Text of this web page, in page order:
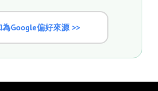
為Google偏好來源 >>